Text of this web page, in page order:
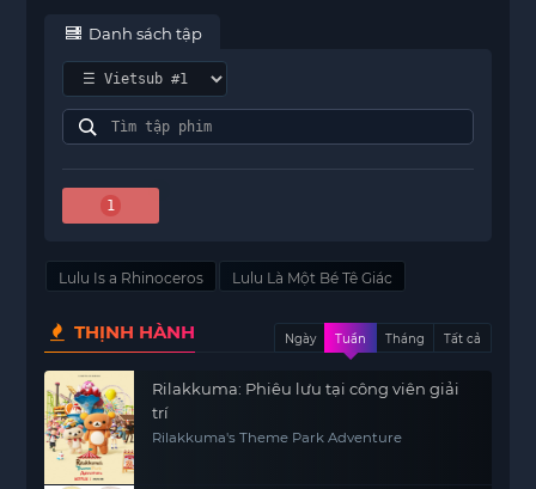
Danh sách tập
1
Lulu Is a Rhinoceros Lulu Là Một Bé Tê Giác
THỊNH HÀNH Ngày Tuần Tháng Tất cả
Rilakkuma: Phiêu lưu tại công viên giải
trí
Rilakkuma's Theme Park Adventure